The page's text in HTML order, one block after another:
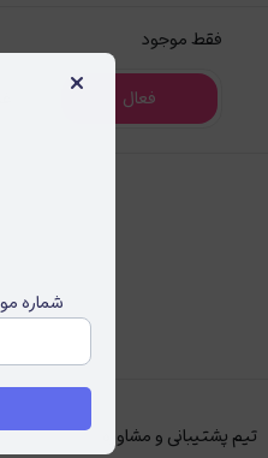
فقط موجود
فعال
تیم پشتیبانی و مشاوره
×
شماره